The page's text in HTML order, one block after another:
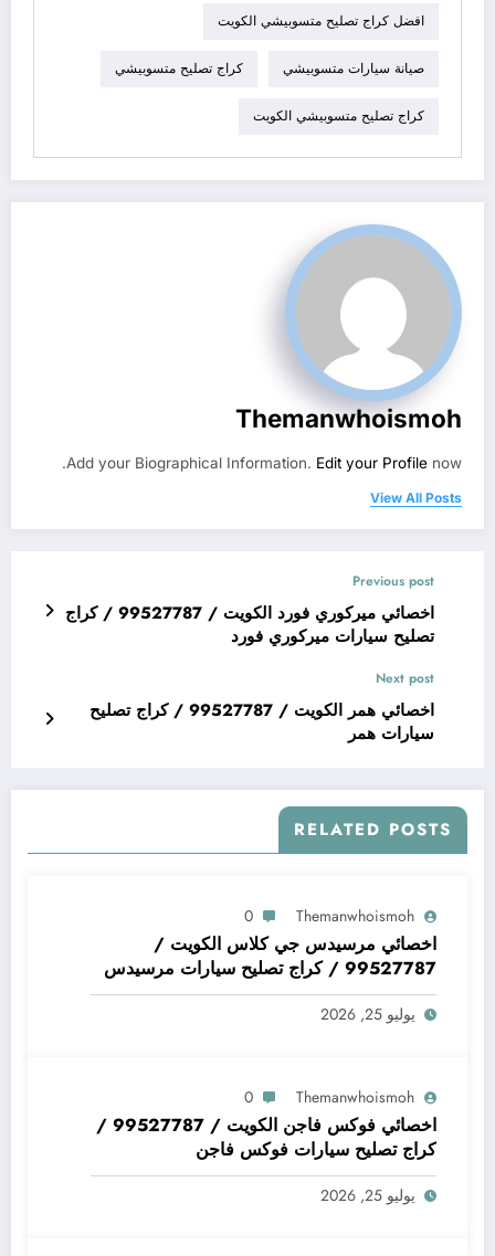
افضل كراج تصليح متسوبيشي الكويت
صيانة سيارات متسوبيشي كراج تصليح متسوبيشي
كراج تصليح متسوبيشي الكويت
Themanwhoismoh
Add your Biographical Information. Edit your Profile now.
View All Posts
Previous post
اخصائي ميركوري فورد الكويت / 99527787 / كراج
تصليح سيارات ميركوري فورد
Next post
اخصائي همر الكويت / 99527787 / كراج تصليح
سيارات همر
RELATED POSTS
Themanwhoismoh
0
اخصائي مرسيدس جي كلاس الكويت /
99527787 / كراج تصليح سيارات مرسيدس
جي كلاس
يوليو 25, 2026
Themanwhoismoh
0
اخصائي فوكس فاجن الكويت / 99527787 /
كراج تصليح سيارات فوكس فاجن
يوليو 25, 2026